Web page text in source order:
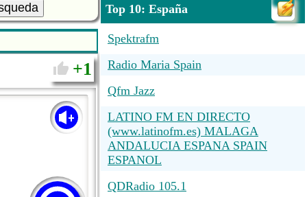
1
Top 10: España
Spektrafm
Radio Maria Spain
Qfm Jazz
LATINO FM EN DIRECTO
(www.latinofm.es) MALAGA
ANDALUCIA ESPANA SPAIN
ESPANOL
QDRadio 105.1